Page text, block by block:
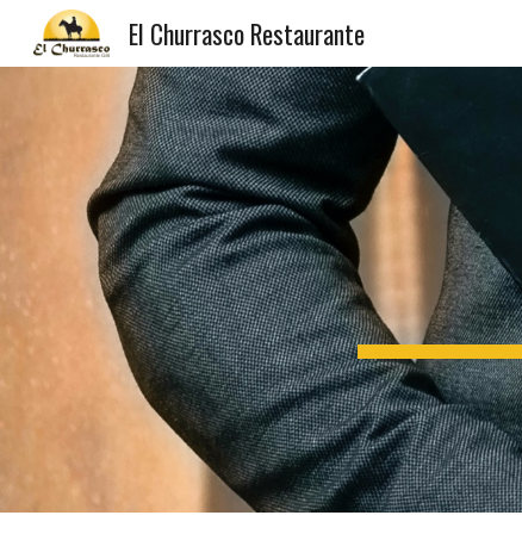
El Churrasco Restaurante